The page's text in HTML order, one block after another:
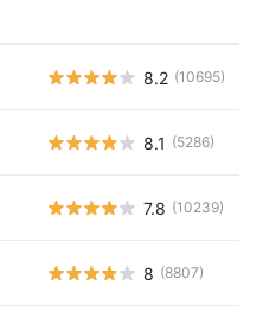
8.2 (10695)
8.1 (5286)
7.8 (10239)
8 (8807)